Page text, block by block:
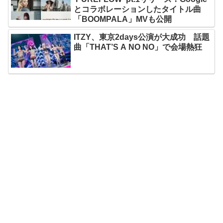
とコラボレーションしたタイトル曲
「BOOMPALA」MVも公開
ITZY、東京2days公演が大成功 話題
曲「THAT’S A NO NO」で会場熱狂